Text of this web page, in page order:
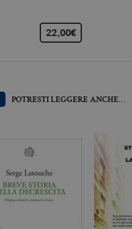
22,00€
POTRESTI LEGGERE ANCHE…
da inserzionisti di terze